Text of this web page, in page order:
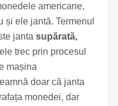
americane,
și ele jantă. Termenul
janta supărată,
trec prin procesul
mașina
doar că janta
monedei, dar